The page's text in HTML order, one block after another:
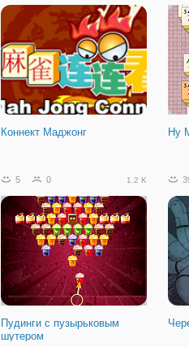
Коннект Маджонг Ну
5 0 1.2 K
Пудинги с пузырьковым
шутером